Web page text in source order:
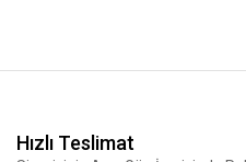
Hızlı Teslimat